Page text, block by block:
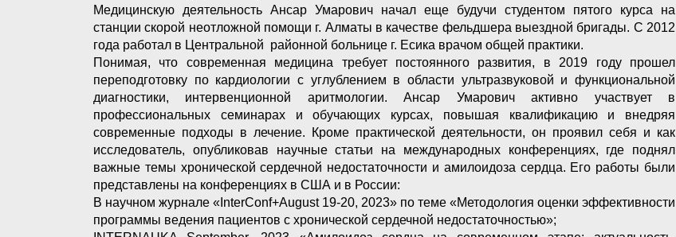
Медицинскую деятельность Ансар Умарович начал еще будучи студентом пятого курса на
станции скорой неотложной помощи г. Алматы в качестве фельдшера выездной бригады. С 2012
года работал в Центральной районной больнице г. Есика врачом общей практики.
Понимая, что современная медицина требует постоянного развития, в 2019 году прошел
переподготовку по кардиологии с углублением в области ультразвуковой и функциональной
диагностики, интервенционной аритмологии. Ансар Умарович активно участвует в
профессиональных семинарах и обучающих курсах, повышая квалификацию и внедряя
современные подходы в лечение. Кроме практической деятельности, он проявил себя и как
исследователь, опубликовав научные статьи на международных конференциях, где поднял
важные темы хронической сердечной недостаточности и амилоидоза сердца. Его работы были
представлены на конференциях в США и в России:
В научном журнале «InterConf+August 19-20, 2023» по теме «Методология оценки эффективности
программы ведения пациентов с хронической сердечной недостаточностью»;